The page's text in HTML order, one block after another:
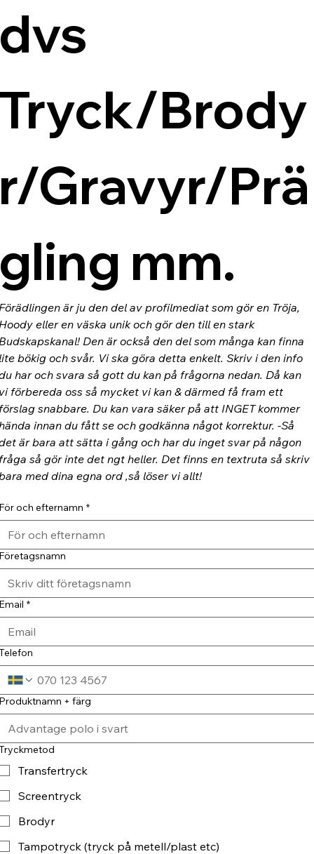
Brody
Gravyr/Prä
mm.
är ju den del av profilmediat som gör en Tröja,
eller en väska unik och gör den till en stark
Den är också den del som många kan finna
bökig och svår. Vi ska göra detta enkelt. Skriv i den info
har och svara så gott du kan på frågorna nedan. Då kan
förbereda oss så mycket vi kan & därmed få fram ett
snabbare. Du kan vara säker på att INGET kommer
innan du fått se och godkänna något korrektur. -Så
är bara att sätta i gång och har du inget svar på någon
så gör inte det ngt heller. Det finns en textruta så skriv
med dina egna ord ,så löser vi allt!
och efternamn *
*
+ färg
Transfertryck
Screentryck
Brodyr
Tampotryck (tryck på metell/plast etc)